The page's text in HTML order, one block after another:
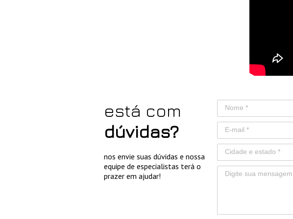
está com
dúvidas?
nos envie suas dúvidas e nossa
equipe de especialistas terá o
prazer em ajudar!